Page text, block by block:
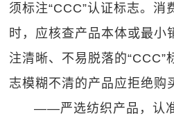
须标注“CCC”认证标志。消
时，应核查产品本体或最小
注清晰、不易脱落的“CCC”
志模糊不清的产品应拒绝购
——严选纺织产品，认